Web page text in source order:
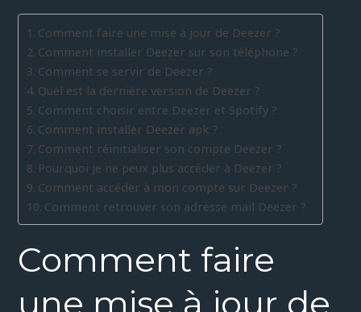
Comment faire une mise à jour de Deezer ?
Comment installer Deezer sur son téléphone ?
Comment se servir de Deezer ?
Quel est la dernière version de Deezer ?
Comment choisir entre Deezer et Spotify ?
Comment installer Deezer apk ?
Comment réinitialiser son compte Deezer ?
Pourquoi je ne peux plus accéder à Deezer ?
Comment accéder à mon compte sur Deezer ?
Comment retrouver son adresse mail Deezer ?
Comment faire
une mise à jour de